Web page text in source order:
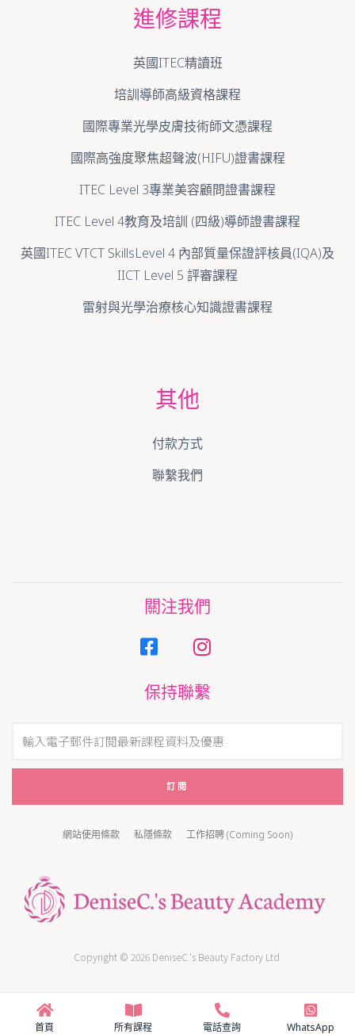
進修課程
英國ITEC精讀班
培訓導師高級資格課程
國際專業光學皮膚技術師文憑課程
國際高強度聚焦超聲波(HIFU)證書課程
ITEC Level 3專業美容顧問證書課程
ITEC Level 4教育及培訓 (四級)導師證書課程
英國ITEC VTCT SkillsLevel 4 內部質量保證評核員(IQA)及
IICT Level 5 評審課程
雷射與光學治療核心知識證書課程
其他
付款方式
聯繫我們
關注我們
保持聯繫
訂閱
Copyright © 2026 DeniseC.'s Beauty Factory Ltd.
網站使用條款 私隱條款 工作招聘 (Coming Soon)
首頁 所有課程 電話查詢 WhatsApp